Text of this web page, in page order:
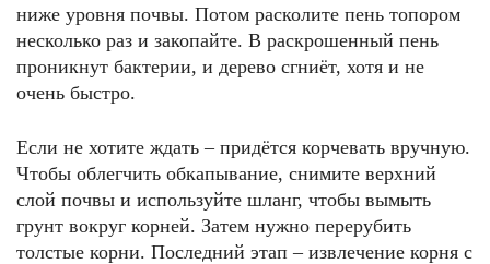
ниже уровня почвы. Потом расколите пень топором
несколько раз и закопайте. В раскрошенный пень
проникнут бактерии, и дерево сгниёт, хотя и не
очень быстро.
Если не хотите ждать – придётся корчевать вручную.
Чтобы облегчить обкапывание, снимите верхний
слой почвы и используйте шланг, чтобы вымыть
грунт вокруг корней. Затем нужно перерубить
толстые корни. Последний этап – извлечение корня с